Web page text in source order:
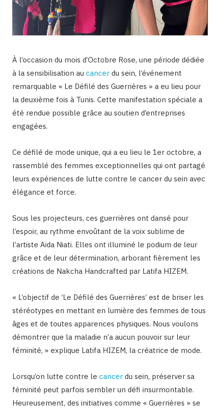
À l’occasion du mois d’Octobre Rose, une période dédiée
à la sensibilisation au cancer du sein, l’événement
remarquable « Le Défilé des Guerrières » a eu lieu pour
la deuxième fois à Tunis. Cette manifestation spéciale a
été rendue possible grâce au soutien d’entreprises
engagées.
Ce défilé de mode unique, qui a eu lieu le 1er octobre, a
rassemblé des femmes exceptionnelles qui ont partagé
leurs expériences de lutte contre le cancer du sein avec
élégance et force.
Sous les projecteurs, ces guerrières ont dansé pour
l’espoir, au rythme envoûtant de la voix sublime de
l’artiste Aida Niati. Elles ont illuminé le podium de leur
grâce et de leur détermination, arborant fièrement les
créations de Nakcha Handcrafted par Latifa HIZEM.
« L’objectif de ‘Le Défilé des Guerrières’ est de briser les
stéréotypes en mettant en lumière des femmes de tous
âges et de toutes apparences physiques. Nous voulons
démontrer que la maladie n’a aucun pouvoir sur leur
féminité, » explique Latifa HIZEM, la créatrice de mode.
Lorsqu’on lutte contre le cancer du sein, préserver sa
féminité peut parfois sembler un défi insurmontable.
Heureusement, des initiatives comme « Guerrières » se